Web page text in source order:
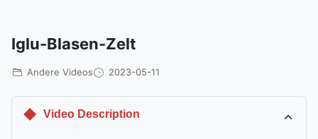
Iglu-Blasen-Zelt
Andere Videos 2023-05-11
Video Description